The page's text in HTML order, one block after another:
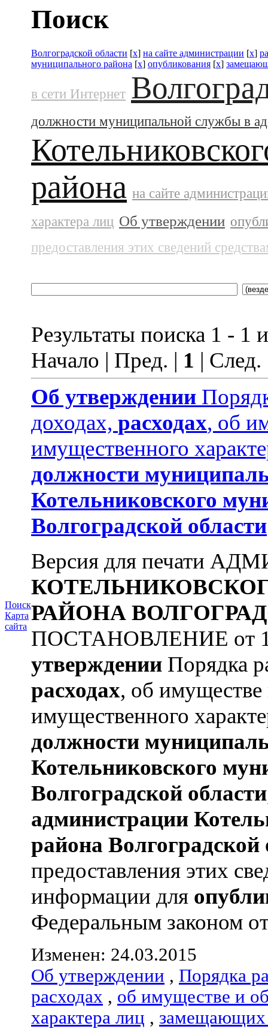
Поиск
Карта
сайта
Поиск
Волгоградской области [x] на сайте администрации [x]
муниципального района [x] опубликования [x]
в сети Интернет
должности муниципальной службы в
района на сайте
характера лиц Об утверждении
предоставления этих сведений
Результаты поиска 1 - 1
Начало | Пред. | 1 |
Об утверждении
доходах, расходах, об
имущественного
должности
Котельниковского
Волгоградской области
Версия для печати
РАЙОНА
ПОСТАНОВЛЕНИЕ от
утверждении Порядка
расходах, об имуществе
имущественного
должности
Котельниковского
Волгоградской области
администрации
района Волгоградской
предоставления этих
информации для
Федеральным законом
Изменен: 24.03.2015
Об утверждении , Порядка
расходах , об имуществе и
характера лиц , замещающих